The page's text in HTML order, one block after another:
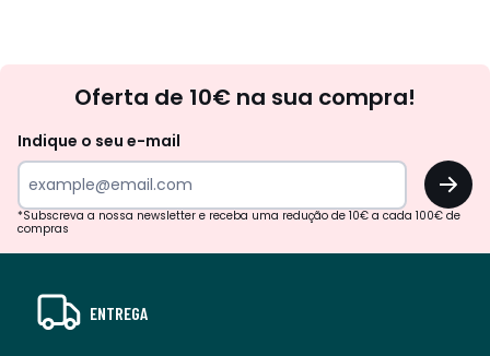
Oferta de 10€ na sua compra!
Indique o seu e-mail
OK
*Subscreva a nossa newsletter e receba uma redução de 10€ a cada 100€ de
compras
ENTREGA